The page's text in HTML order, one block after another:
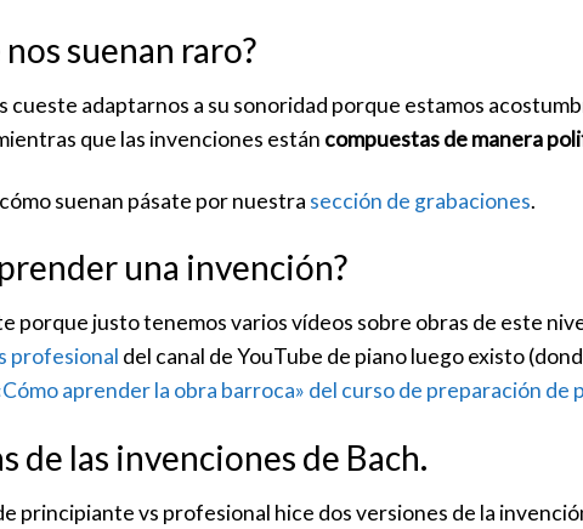
suenan raro?
cueste adaptarnos a su sonoridad porque estamos
que las invenciones están compuestas de manera
suenan pásate por nuestra sección de grabaciones.
una invención?
porque justo tenemos varios vídeos sobre obras de este
profesional del canal de YouTube de piano luego existo
aprender la obra barroca» del curso de preparación de
de las invenciones de Bach.
principiante vs profesional hice dos versiones de la